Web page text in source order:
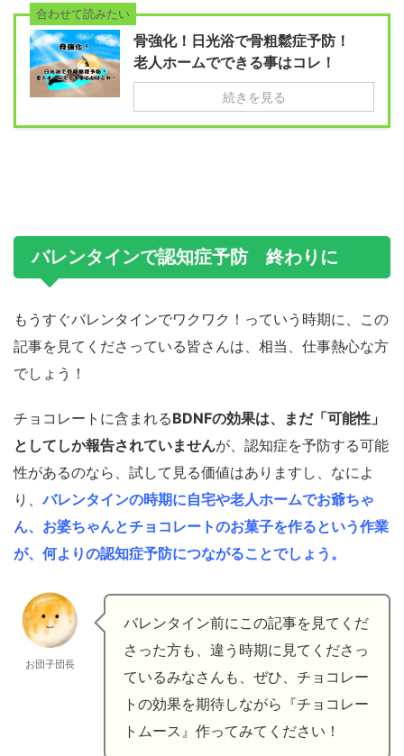
合わせて読みたい
骨強化！日光浴で骨粗鬆症予防！
老人ホームでできる事はコレ！
続きを見る
バレンタインで認知症予防 終わりに
もうすぐバレンタインでワクワク！っていう時期に、この
記事を見てくださっている皆さんは、相当、仕事熱心な方
でしょう！
チョコレートに含まれるBDNFの効果は、まだ「可能性」
としてしか報告されていませんが、認知症を予防する可能
性があるのなら、試して見る価値はありますし、なによ
り、バレンタインの時期に自宅や老人ホームでお爺ちゃ
ん、お婆ちゃんとチョコレートのお菓子を作るという作業
が、何よりの認知症予防につながることでしょう。
お団子団長
バレンタイン前にこの記事を見てくだ
さった方も、違う時期に見てくださっ
ているみなさんも、ぜひ、チョコレー
トの効果を期待しながら『チョコレー
トムース』作ってみてください！